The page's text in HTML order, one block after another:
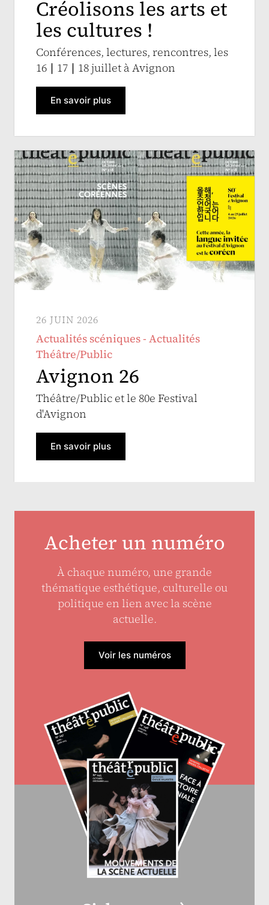
Créolisons les arts et
les cultures !
Conférences, lectures, rencontres, les
16 ∣ 17 ∣ 18 juillet à Avignon
En savoir plus
26 JUIN 2026
Actualités scéniques - Actualités
Théâtre/Public
Avignon 26
Théâtre/Public et le 80e Festival
d'Avignon
En savoir plus
Acheter un numéro
À chaque numéro, une grande
thématique esthétique, culturelle ou
politique en lien avec la scène
actuelle.
Voir les numéros